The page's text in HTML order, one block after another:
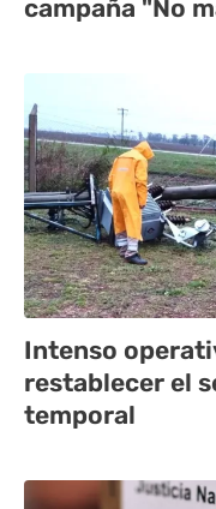
campaña "No
Intenso
restablecer el
temporal